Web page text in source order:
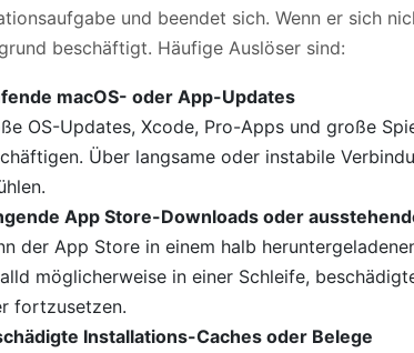
und beendet sich. Wenn er sich
beschäftigt. Häufige Auslöser sind:
macOS- oder App-Updates
OS-Updates, Xcode, Pro-Apps und große
Über langsame oder instabile
App Store-Downloads oder
der App Store in einem halb
möglicherweise in einer Schleife,
fortzusetzen.
Installations-Caches oder Belege